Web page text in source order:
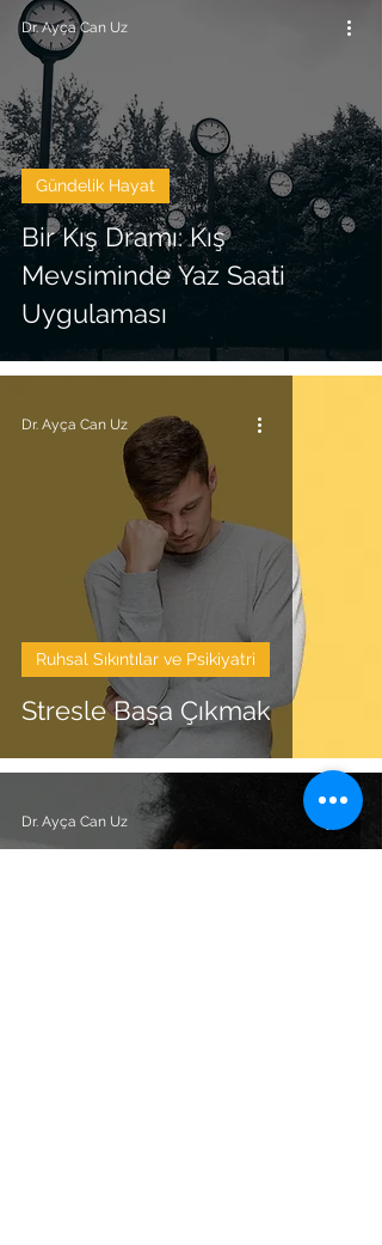
Bir Kış Dramı: Kış
Mevsiminde Yaz Saati
Uygulaması
Gündelik Hayat
Dr. Ayça Can Uz
Stresle Başa Çıkmak
Ruhsal Sıkıntılar ve Psikiyatri
Dr. Ayça Can Uz
Dr. Ayça Can Uz